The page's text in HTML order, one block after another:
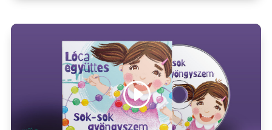
Videólejátszó